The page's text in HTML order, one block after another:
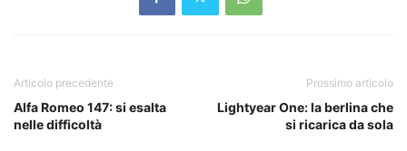
Articolo precedente
Alfa Romeo 147: si esalta
nelle difficoltà
Prossimo articolo
Lightyear One: la berlina che
si ricarica da sola